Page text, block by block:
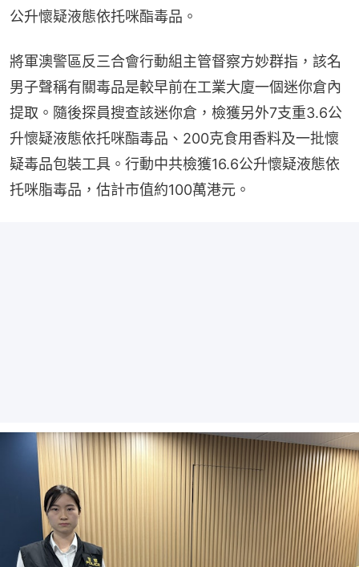
公升懷疑液態依托咪酯毒品。
將軍澳警區反三合會行動組主管督察方妙群指，該名
男子聲稱有關毒品是較早前在工業大廈一個迷你倉內
提取。隨後探員搜查該迷你倉，檢獲另外7支重3.6公
升懷疑液態依托咪酯毒品、200克食用香料及一批懷
疑毒品包裝工具。行動中共檢獲16.6公升懷疑液態依
托咪脂毒品，估計市值約100萬港元。